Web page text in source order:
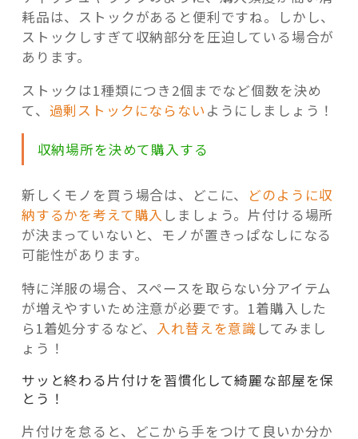
耗品は、ストックがあると便利ですね。しかし、
ストックしすぎて収納部分を圧迫している場合が
あります。
ストックは1種類につき2個までなど個数を決め
て、 過剰ストックにならない ようにしましょう！
収納場所を決めて購入する
新しくモノを買う場合は、どこに、
どのように収
納するかを考えて購入 しましょう。片付ける場所
が決まっていないと、モノが置きっぱなしになる
可能性があります。
特に洋服の場合、スペースを取らない分アイテム
が増えやすいため注意が必要です。1着購入した
ら1着処分するなど、
入れ替えを意識 してみまし
ょう！
サッと終わる片付けを習慣化して綺麗な部屋を保
とう！
片付けを怠ると、どこから手をつけて良いか分か